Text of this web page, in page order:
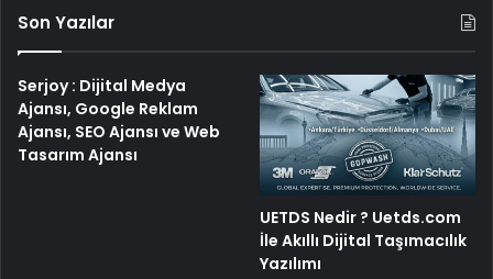
Son Yazılar
Serjoy : Dijital Medya
Ajansı, Google Reklam
Ajansı, SEO Ajansı ve Web
Tasarım Ajansı
UETDS Nedir ? Uetds.com
İle Akıllı Dijital Taşımacılık
Yazılımı